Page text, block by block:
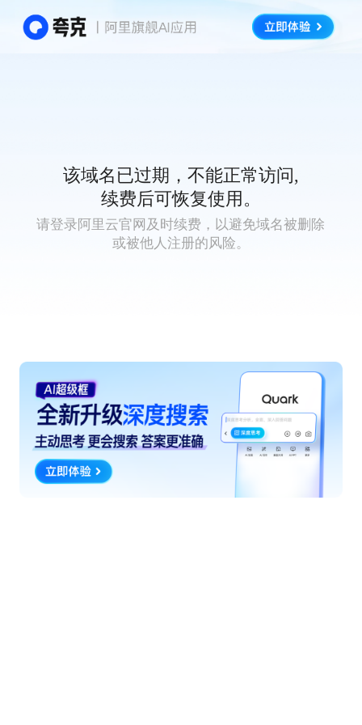
该域名已过期，不能正常访问,
续费后可恢复使用。
请登录阿里云官网及时续费，以避免域名被删除
或被他人注册的风险。